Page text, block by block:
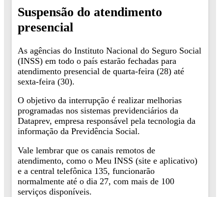
Suspensão do atendimento
presencial
As agências do Instituto Nacional do Seguro Social
(INSS) em todo o país estarão fechadas para
atendimento presencial de quarta-feira (28) até
sexta-feira (30).
O objetivo da interrupção é realizar melhorias
programadas nos sistemas previdenciários da
Dataprev, empresa responsável pela tecnologia da
informação da Previdência Social.
Vale lembrar que os canais remotos de
atendimento, como o Meu INSS (site e aplicativo)
e a central telefônica 135, funcionarão
normalmente até o dia 27, com mais de 100
serviços disponíveis.